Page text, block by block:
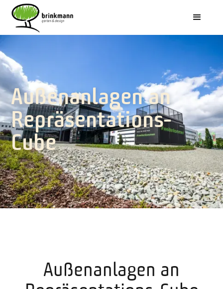
Außenanlagen an
Repräsentations-
Cube
Außenanlagen an